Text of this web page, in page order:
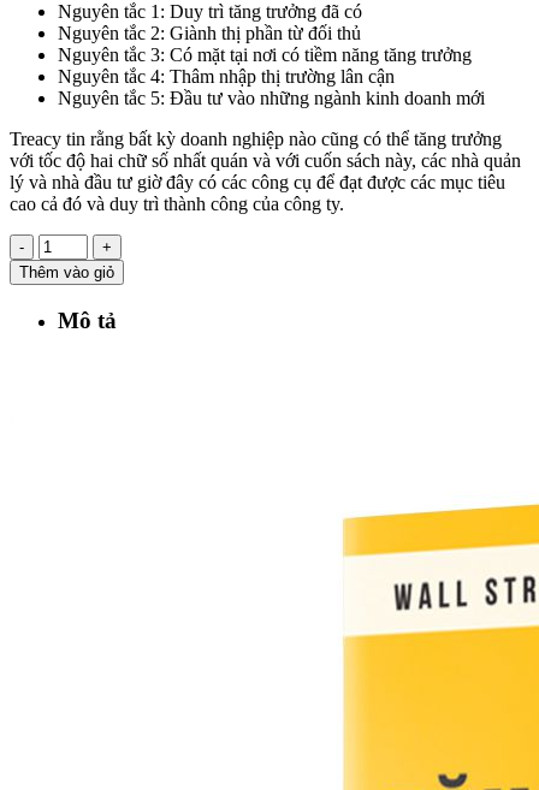
Nguyên tắc 1: Duy trì tăng trưởng đã có
Nguyên tắc 2: Giành thị phần từ đối thủ
Nguyên tắc 3: Có mặt tại nơi có tiềm năng tăng trưởng
Nguyên tắc 4: Thâm nhập thị trường lân cận
Nguyên tắc 5: Đầu tư vào những ngành kinh doanh mới
Treacy tin rằng bất kỳ doanh nghiệp nào cũng có thể tăng trưởng
với tốc độ hai chữ số nhất quán và với cuốn sách này, các nhà quản
lý và nhà đầu tư giờ đây có các công cụ để đạt được các mục tiêu
cao cả đó và duy trì thành công của công ty.
-
+
Thêm vào giỏ
Mô tả